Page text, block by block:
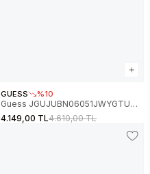
GUESS %10
Guess JGUJUBN06051JWYGTU
Kalpli Kadın Kolye
4.149,00 TL4.610,00 TL